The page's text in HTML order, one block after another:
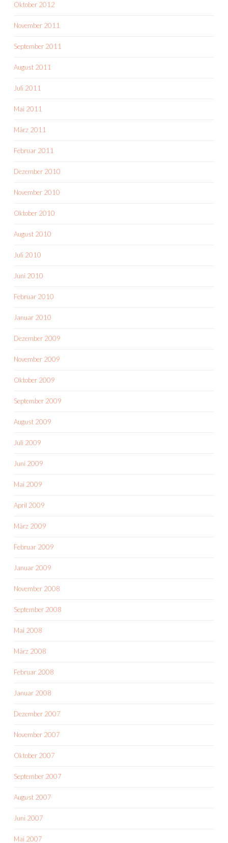
Oktober 2012
November 2011
September 2011
August 2011
Juli 2011
Mai 2011
März 2011
Februar 2011
Dezember 2010
November 2010
Oktober 2010
August 2010
Juli 2010
Juni 2010
Februar 2010
Januar 2010
Dezember 2009
November 2009
Oktober 2009
September 2009
August 2009
Juli 2009
Juni 2009
Mai 2009
April 2009
März 2009
Februar 2009
Januar 2009
November 2008
September 2008
Mai 2008
März 2008
Februar 2008
Januar 2008
Dezember 2007
November 2007
Oktober 2007
September 2007
August 2007
Juni 2007
Mai 2007